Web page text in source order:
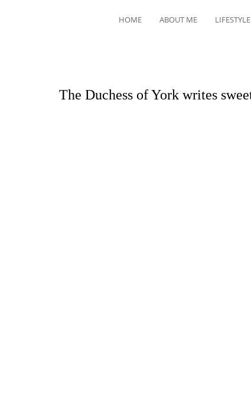
HOME ABOUT ME LIFESTYLE
The Duchess of York writes